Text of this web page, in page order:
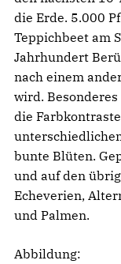
die Erde. 5.000
Teppichbeet am
Jahrhundert
nach einem
wird.
die
bunte Blüten.
und auf den
Echeverien,
und Palmen.
Abbildung: